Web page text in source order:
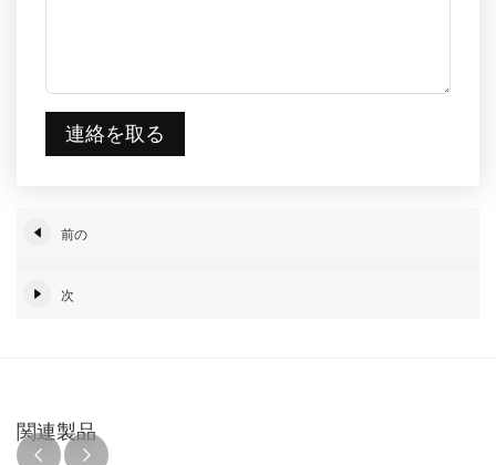
連絡を取る
前の
次
関連製品